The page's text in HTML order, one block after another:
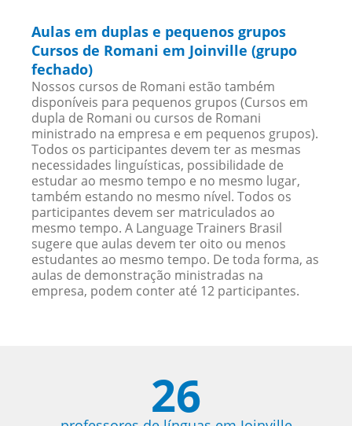
Aulas em duplas e pequenos grupos
Cursos de Romani em Joinville (grupo
fechado)
Nossos cursos de Romani estão também
disponíveis para pequenos grupos (Cursos em
dupla de Romani ou cursos de Romani
ministrado na empresa e em pequenos grupos).
Todos os participantes devem ter as mesmas
necessidades linguísticas, possibilidade de
estudar ao mesmo tempo e no mesmo lugar,
também estando no mesmo nível. Todos os
participantes devem ser matriculados ao
mesmo tempo. A Language Trainers Brasil
sugere que aulas devem ter oito ou menos
estudantes ao mesmo tempo. De toda forma, as
aulas de demonstração ministradas na
empresa, podem conter até 12 participantes.
26